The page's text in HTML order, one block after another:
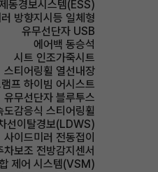
동경보시스템(ESS)
방향지시등 일체형
유무선단자 USB
에어백 동승석
시트 인조가죽시트
스티어링휠 열선내장
프 하이빔 어시스트
유무선단자 블루투스
도감응식 스티어링휠
선이탈경보(LDWS)
사이드미러 전동접이
차보조 전방감지센서
제어 시스템(VSM)